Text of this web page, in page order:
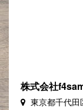
株式会社
東京都千代